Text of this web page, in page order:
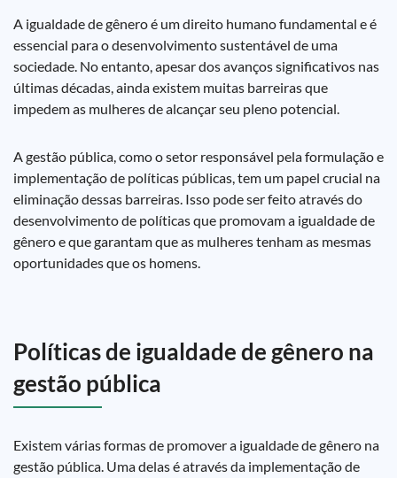
A igualdade de gênero é um direito humano fundamental e é
essencial para o desenvolvimento sustentável de uma
sociedade. No entanto, apesar dos avanços significativos nas
últimas décadas, ainda existem muitas barreiras que
impedem as mulheres de alcançar seu pleno potencial.
A gestão pública, como o setor responsável pela formulação e
implementação de políticas públicas, tem um papel crucial na
eliminação dessas barreiras. Isso pode ser feito através do
desenvolvimento de políticas que promovam a igualdade de
gênero e que garantam que as mulheres tenham as mesmas
oportunidades que os homens.
Políticas de igualdade de gênero na
gestão pública
Existem várias formas de promover a igualdade de gênero na
gestão pública. Uma delas é através da implementação de